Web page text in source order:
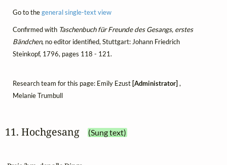
Go to thegeneral single-text view
Confirmed with Taschenbuch für Freunde des Gesangs, erstes
Bändchen, no editor identified, Stuttgart: Johann Friedrich
Steinkopf, 1796, pages 118 - 121.
Research team for this page: Emily Ezust [Administrator] ,
Melanie Trumbull
11. Hochgesang (Sung text)